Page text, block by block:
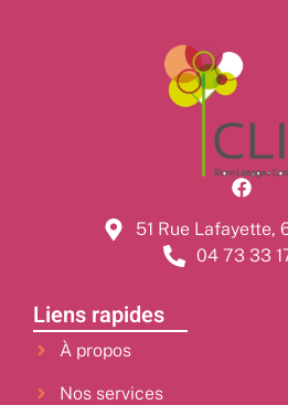
51 Rue Lafayette,
04 73 33
Liens rapides
À propos
Nos services